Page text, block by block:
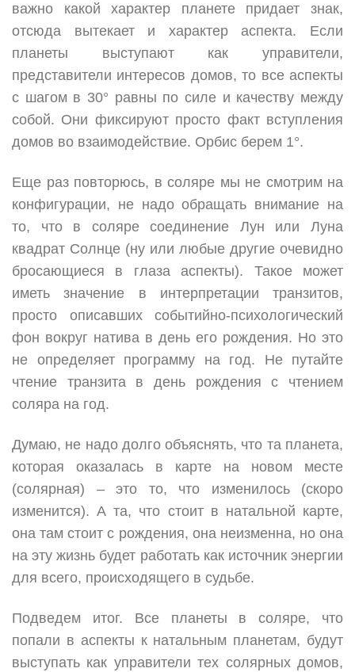
важно какой характер планете придает знак,
отсюда вытекает и характер аспекта. Если
планеты выступают как управители,
представители интересов домов, то все аспекты
с шагом в 30° равны по силе и качеству между
собой. Они фиксируют просто факт вступления
домов во взаимодействие. Орбис берем 1°.
Еще раз повторюсь, в соляре мы не смотрим на
конфигурации, не надо обращать внимание на
то, что в соляре соединение Лун или Луна
квадрат Солнце (ну или любые другие очевидно
бросающиеся в глаза аспекты). Такое может
иметь значение в интерпретации транзитов,
просто описавших событийно-психологический
фон вокруг натива в день его рождения. Но это
не определяет программу на год. Не путайте
чтение транзита в день рождения с чтением
соляра на год.
Думаю, не надо долго объяснять, что та планета,
которая оказалась в карте на новом месте
(солярная) – это то, что изменилось (скоро
изменится). А та, что стоит в натальной карте,
она там стоит с рождения, она неизменна, но она
на эту жизнь будет работать как источник энергии
для всего, происходящего в судьбе.
Подведем итог. Все планеты в соляре, что
попали в аспекты к натальным планетам, будут
выступать как управители тех солярных домов,